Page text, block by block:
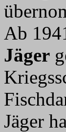
Ab
Jäger
Jäger